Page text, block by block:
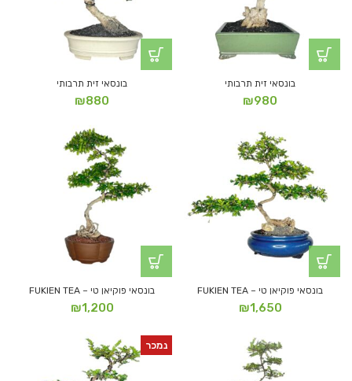
בונסאי זית תרבותי
₪980
בונסאי זית תרבותי
₪880
בונסאי פוקיאן טי – FUKIEN TEA
₪1,650
בונסאי פוקיאן טי – FUKIEN TEA
₪1,200
נמכר